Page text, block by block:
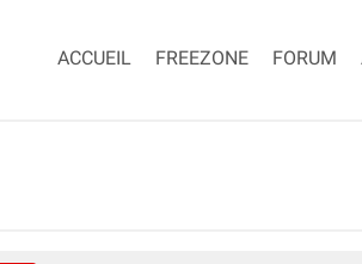
ACCUEIL FREEZONE FORUM